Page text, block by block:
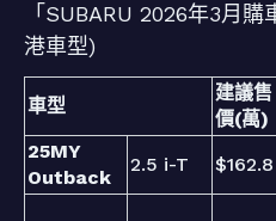
「SUBARU 2026年3月
港車型)
車型
建議售
價(萬)
25MY
Outback
2.5 i-T $162.8